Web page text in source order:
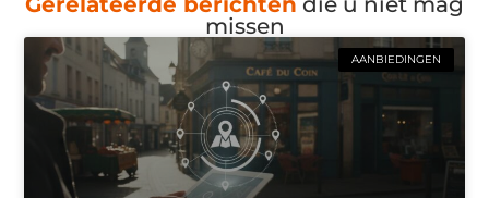
missen
AANBIEDINGEN